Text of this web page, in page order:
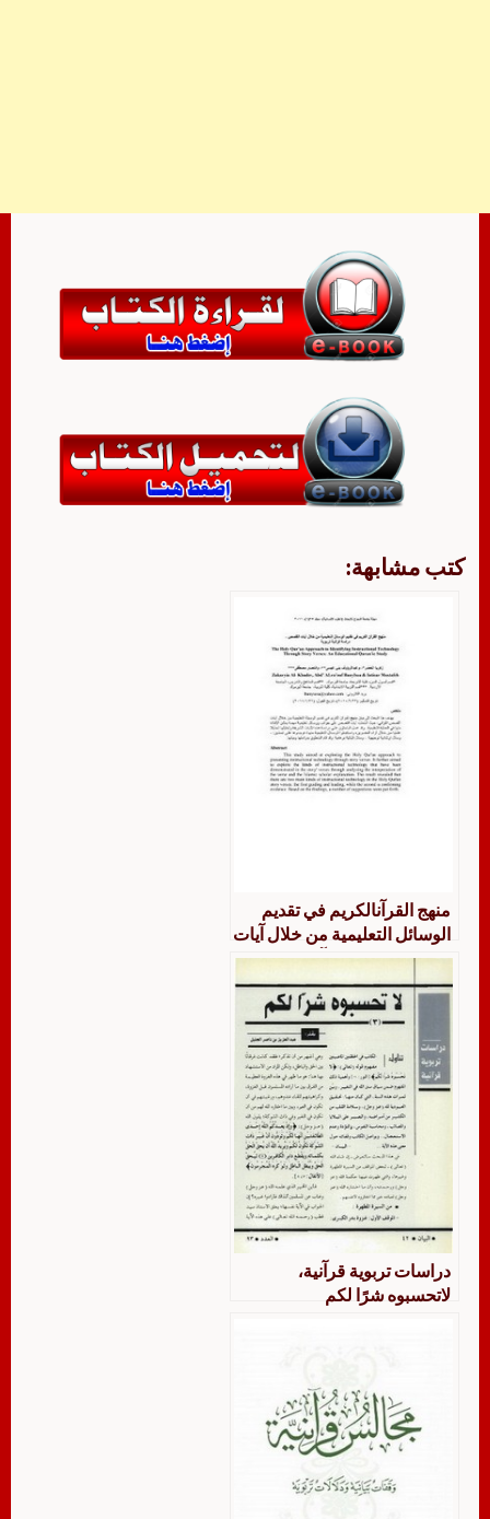
كتب مشابهة:
منهج القرآنالكريم في تقديم
الوسائل التعليمية من خلال آيات
القصص دراسة قرآنية تربوية
دراسات تربوية قرآنية،
لاتحسبوه شرًا لكم